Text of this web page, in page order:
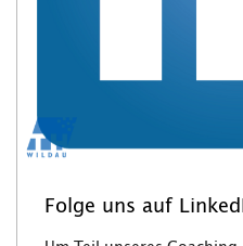
Folge uns auf